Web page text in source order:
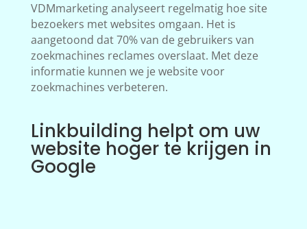
VDMmarketing analyseert regelmatig hoe site
bezoekers met websites omgaan. Het is
aangetoond dat 70% van de gebruikers van
zoekmachines reclames overslaat. Met deze
informatie kunnen we je website voor
zoekmachines verbeteren.
Linkbuilding helpt om uw
website hoger te krijgen in
Google